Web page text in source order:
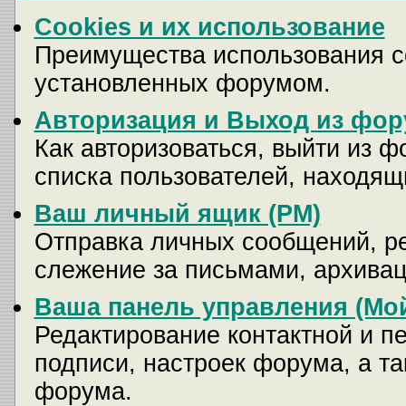
Cookies и их использование
Преимущества использования
установленных форумом.
Авторизация и Выход из
Как авторизоваться, выйти из
списка пользователей,
Ваш личный ящик (PM)
Отправка личных сообщений,
слежение за письмами,
Ваша панель управления
Редактирование контактной и
подписи, настроек форума, а
форума.